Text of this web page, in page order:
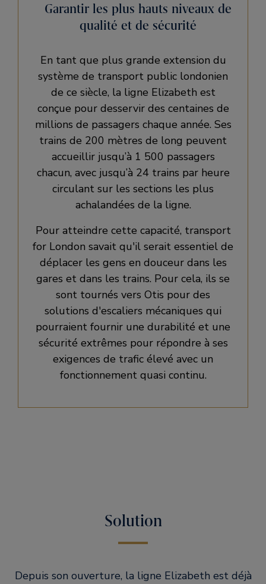
Garantir les plus hauts niveaux de
qualité et de sécurité
En tant que plus grande extension du
système de transport public londonien
de ce siècle, la ligne Elizabeth est
conçue pour desservir des centaines de
millions de passagers chaque année. Ses
trains de 200 mètres de long peuvent
accueillir jusqu’à 1 500 passagers
chacun, avec jusqu’à 24 trains par heure
circulant sur les sections les plus
achalandées de la ligne.
Pour atteindre cette capacité, transport
for London savait qu'il serait essentiel de
déplacer les gens en douceur dans les
gares et dans les trains. Pour cela, ils se
sont tournés vers Otis pour des
solutions d'escaliers mécaniques qui
pourraient fournir une durabilité et une
sécurité extrêmes pour répondre à ses
exigences de trafic élevé avec un
fonctionnement quasi continu.
Solution
Depuis son ouverture, la ligne Elizabeth est déjà